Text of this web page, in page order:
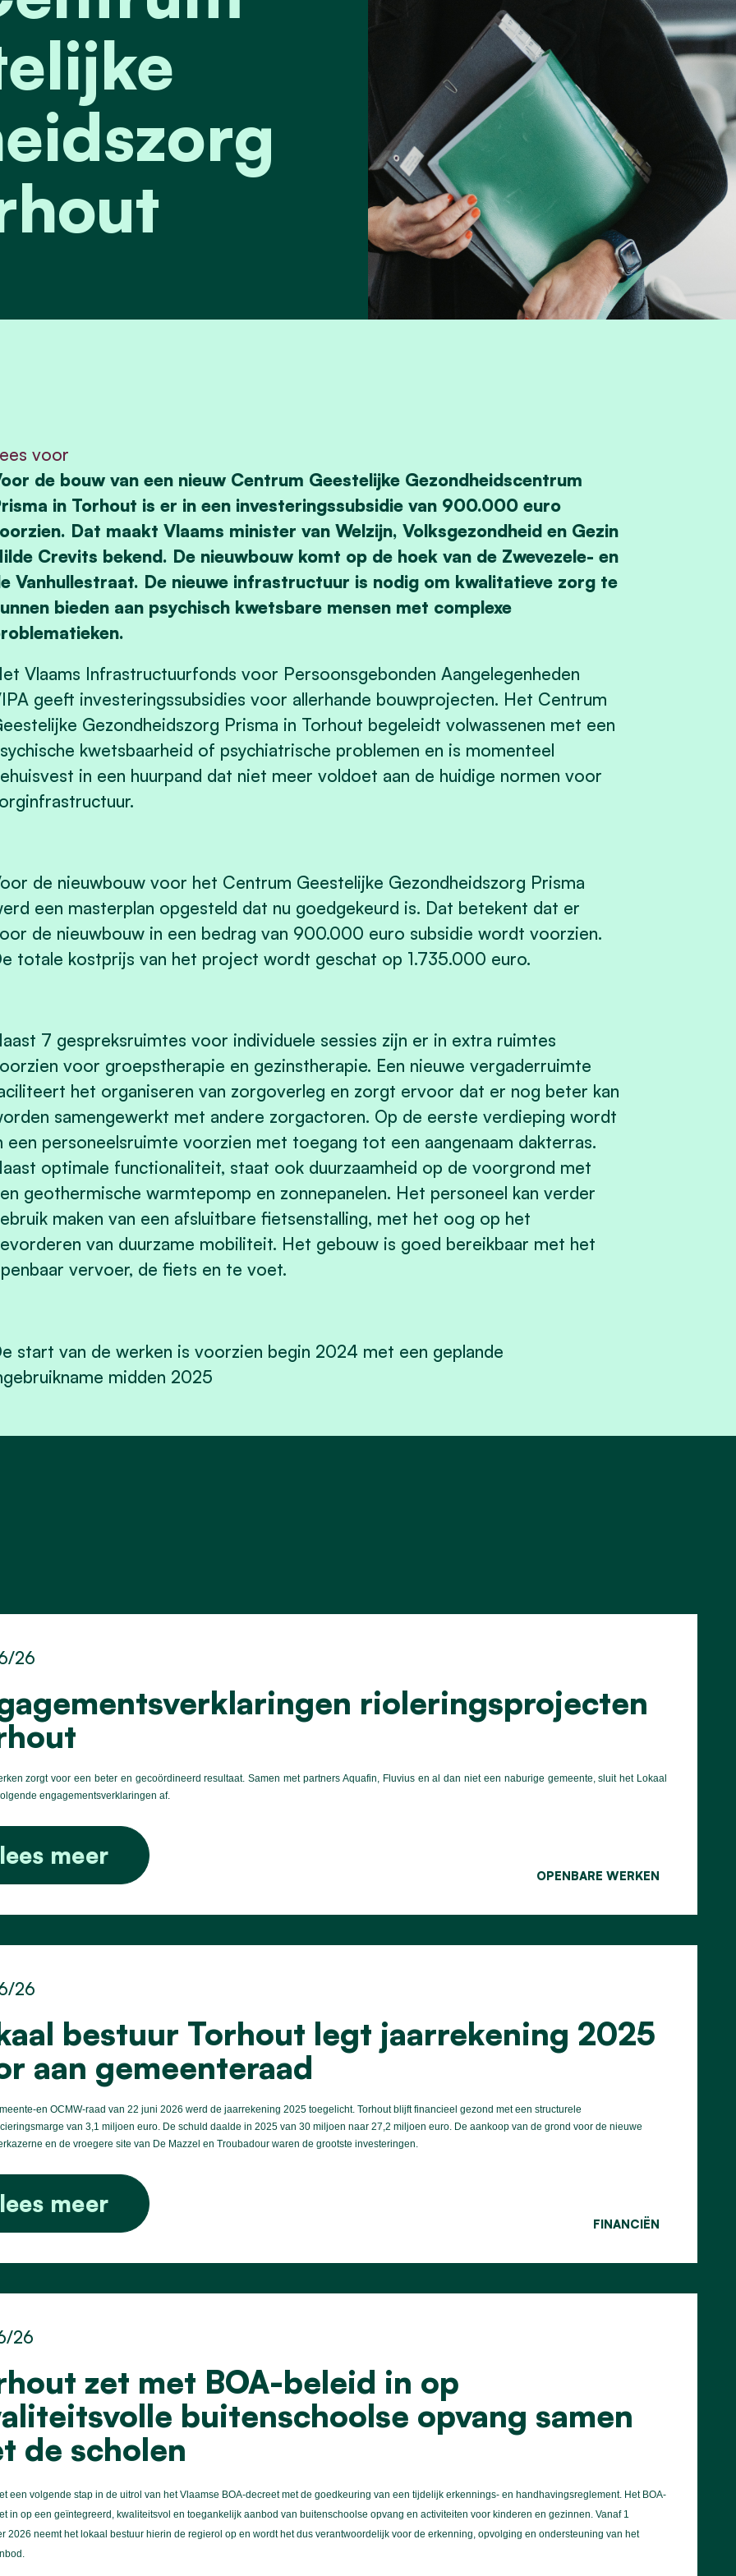
voor
de bouw van een nieuw Centrum Geestelijke Gezondheidscentrum
in Torhout is er in een investeringssubsidie van 900.000 euro
Dat maakt Vlaams minister van Welzijn, Volksgezondheid en Gezin
Crevits bekend. De nieuwbouw komt op de hoek van de Zwevezele- en
Vanhullestraat. De nieuwe infrastructuur is nodig om kwalitatieve zorg te
bieden aan psychisch kwetsbare mensen met complexe
Vlaams Infrastructuurfonds voor Persoonsgebonden Aangelegenheden
geeft investeringssubsidies voor allerhande bouwprojecten. Het Centrum
Gezondheidszorg Prisma in Torhout begeleidt volwassenen met een
kwetsbaarheid of psychiatrische problemen en is momenteel
in een huurpand dat niet meer voldoet aan de huidige normen voor
de nieuwbouw voor het Centrum Geestelijke Gezondheidszorg Prisma
een masterplan opgesteld dat nu goedgekeurd is. Dat betekent dat er
de nieuwbouw in een bedrag van 900.000 euro subsidie wordt voorzien.
totale kostprijs van het project wordt geschat op 1.735.000 euro.
7 gespreksruimtes voor individuele sessies zijn er in extra ruimtes
voor groepstherapie en gezinstherapie. Een nieuwe vergaderruimte
het organiseren van zorgoverleg en zorgt ervoor dat er nog beter kan
samengewerkt met andere zorgactoren. Op de eerste verdieping wordt
een personeelsruimte voorzien met toegang tot een aangenaam dakterras.
optimale functionaliteit, staat ook duurzaamheid op de voorgrond met
geothermische warmtepomp en zonnepanelen. Het personeel kan verder
maken van een afsluitbare fietsenstalling, met het oog op het
van duurzame mobiliteit. Het gebouw is goed bereikbaar met het
vervoer, de fiets en te voet.
start van de werken is voorzien begin 2024 met een geplande
midden 2025
rioleringsprojecten
26
zorgt voor een beter en gecoördineerd resultaat. Samen met partners Aquafin, Fluvius en al dan niet een naburige gemeente, sluit het Lokaal
engagementsverklaringen af.
lees meer
OPENBARE WERKEN
bestuur Torhout legt jaarrekening 2025
aan gemeenteraad
26
en OCMW-raad van 22 juni 2026 werd de jaarrekening 2025 toegelicht. Torhout blijft financieel gezond met een structurele
van 3,1 miljoen euro. De schuld daalde in 2025 van 30 miljoen naar 27,2 miljoen euro. De aankoop van de grond voor de nieuwe
en de vroegere site van De Mazzel en Troubadour waren de grootste investeringen.
lees meer
FINANCIËN
zet met BOA-beleid in op
buitenschoolse opvang samen
de scholen
26
een volgende stap in de uitrol van het Vlaamse BOA-decreet met de goedkeuring van een tijdelijk erkennings- en handhavingsreglement. Het BOA-
in op een geïntegreerd, kwaliteitsvol en toegankelijk aanbod van buitenschoolse opvang en activiteiten voor kinderen en gezinnen. Vanaf 1
2026 neemt het lokaal bestuur hierin de regierol op en wordt het dus verantwoordelijk voor de erkenning, opvolging en ondersteuning van het